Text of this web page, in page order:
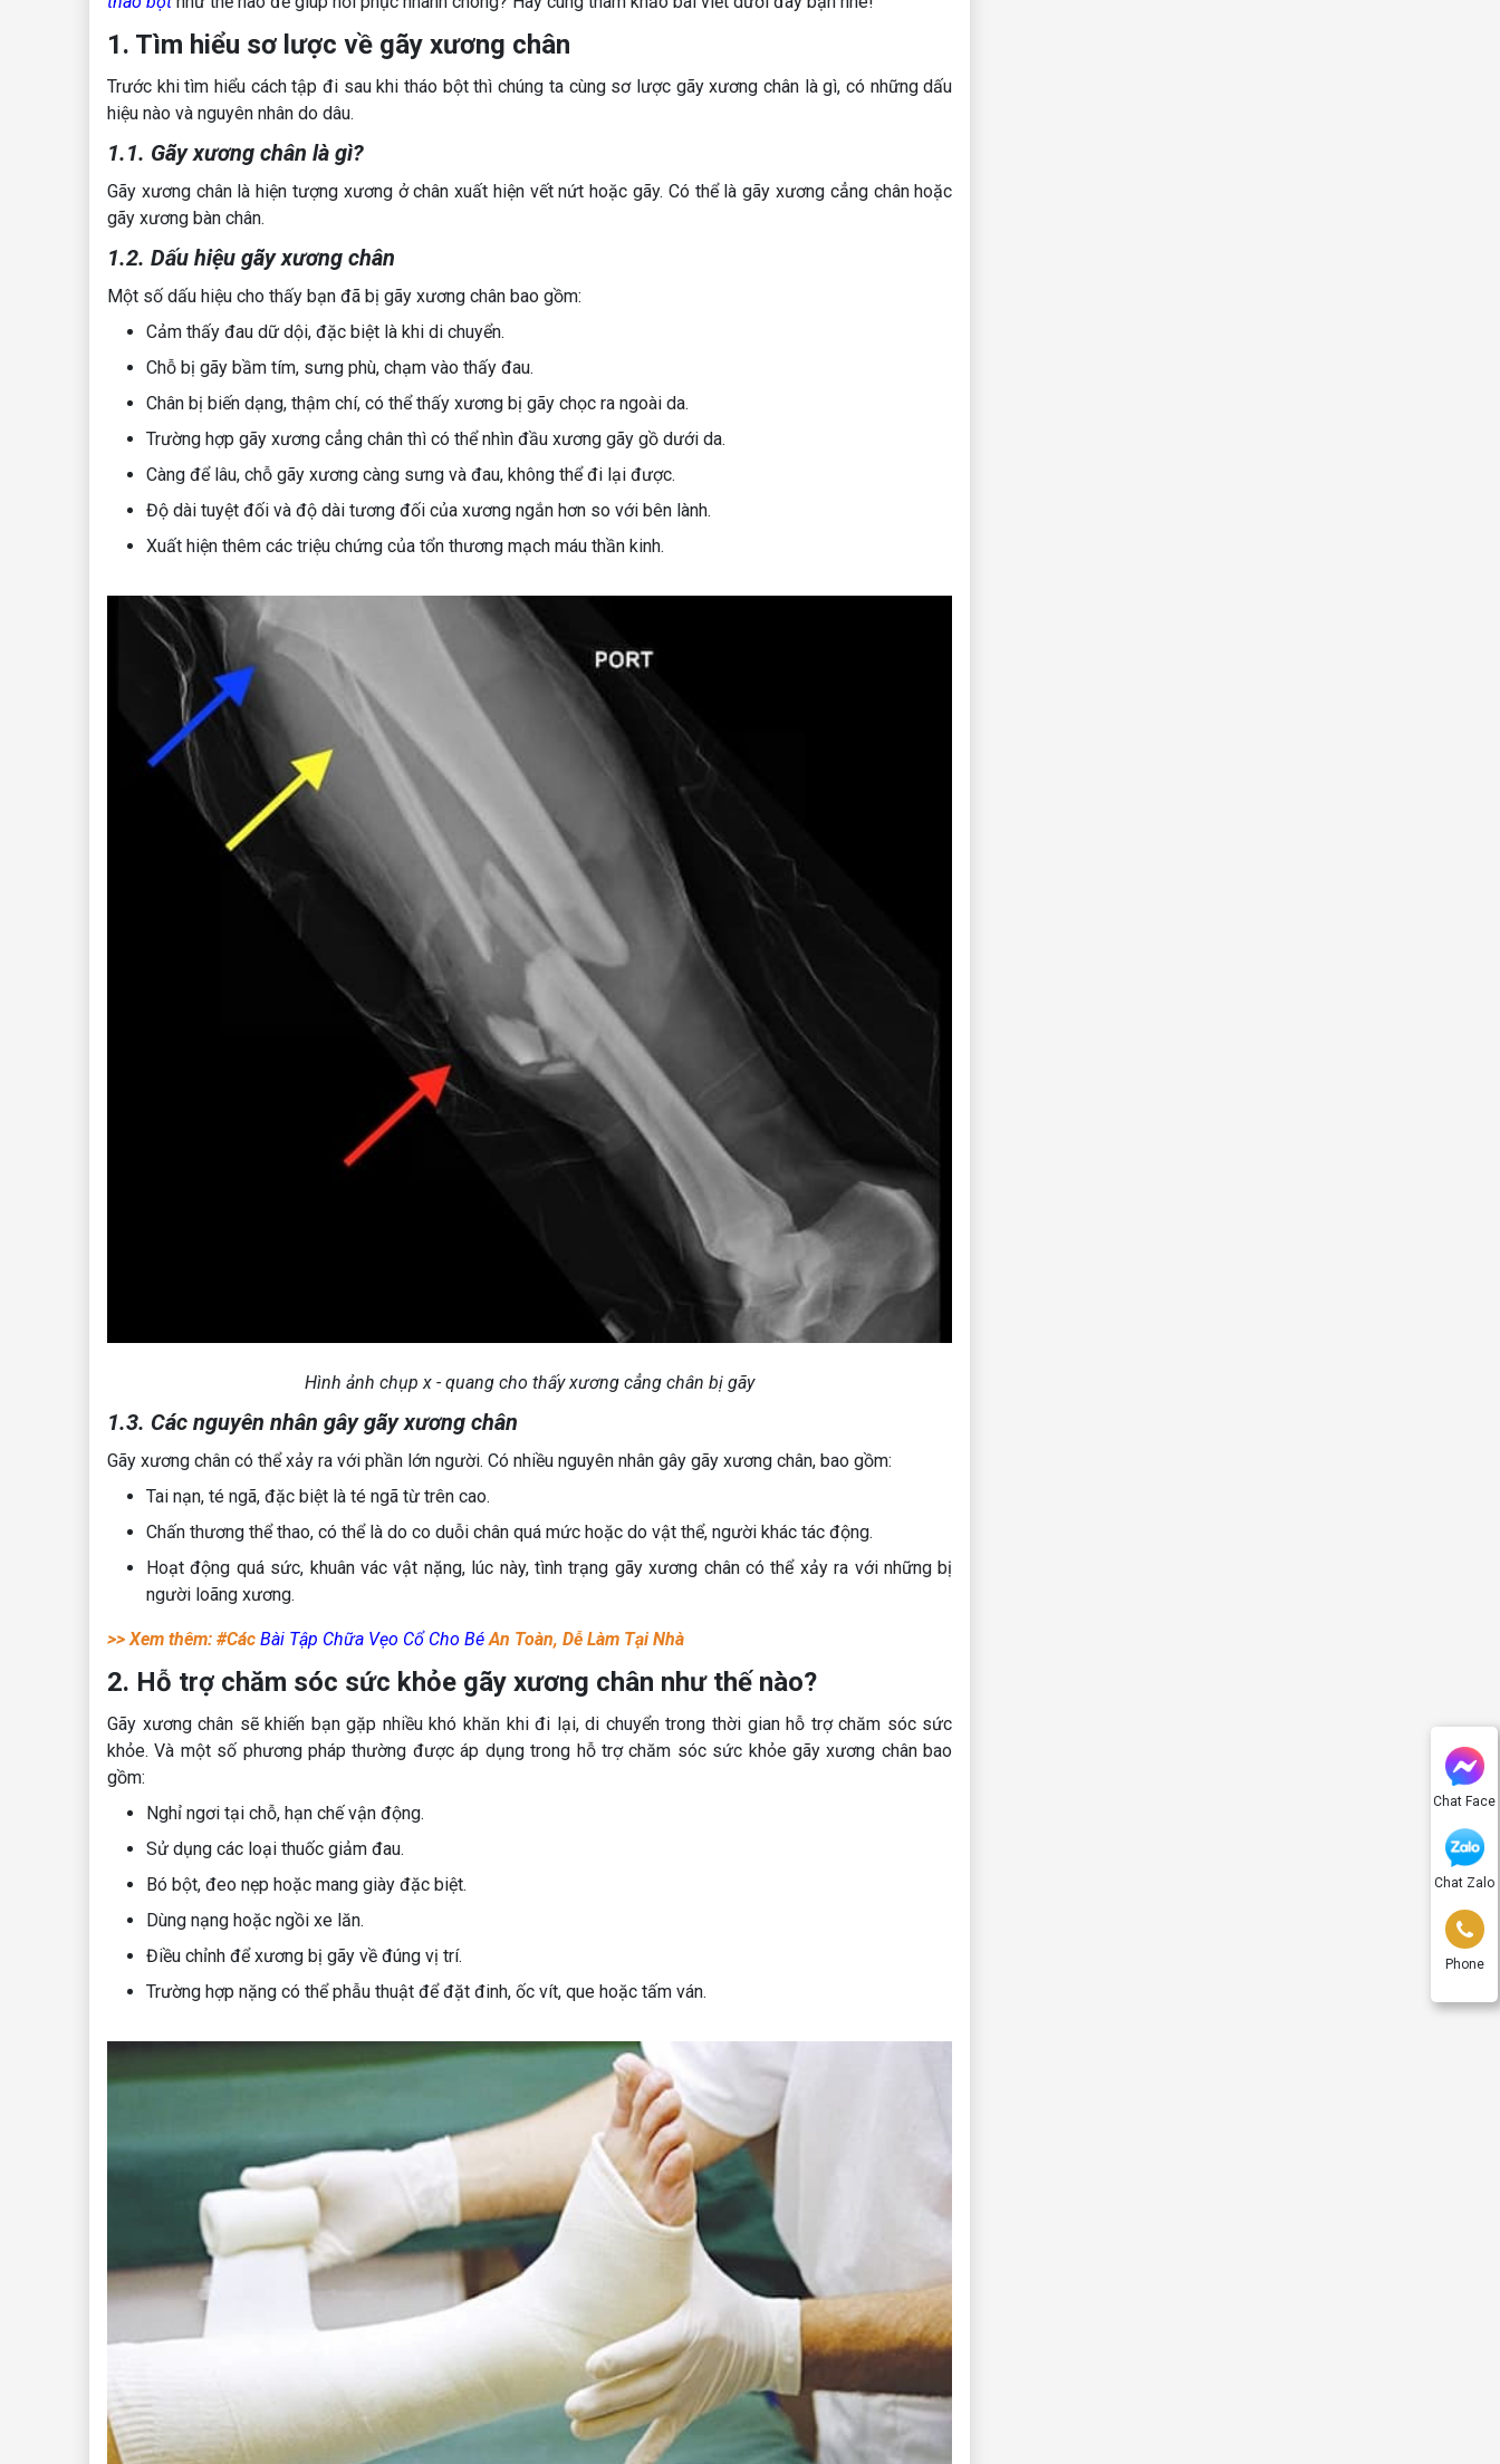
Chat Face
Chat Zalo
Phone
1. Tìm hiểu sơ lược về gãy xương chân
Trước khi tìm hiểu cách tập đi sau khi tháo bột thì chúng ta cùng sơ lược gãy xương chân là gì, có những dấu
hiệu nào và nguyên nhân do dâu.
1.1. Gãy xương chân là gì?
Gãy xương chân là hiện tượng xương ở chân xuất hiện vết nứt hoặc gãy. Có thể là gãy xương cẳng chân hoặc
gãy xương bàn chân.
1.2. Dấu hiệu gãy xương chân
Một số dấu hiệu cho thấy bạn đã bị gãy xương chân bao gồm:
Cảm thấy đau dữ dội, đặc biệt là khi di chuyển.
Chỗ bị gãy bầm tím, sưng phù, chạm vào thấy đau.
Chân bị biến dạng, thậm chí, có thể thấy xương bị gãy chọc ra ngoài da.
Trường hợp gãy xương cẳng chân thì có thể nhìn đầu xương gãy gồ dưới da.
Càng để lâu, chỗ gãy xương càng sưng và đau, không thể đi lại được.
Độ dài tuyệt đối và độ dài tương đối của xương ngắn hơn so với bên lành.
Xuất hiện thêm các triệu chứng của tổn thương mạch máu thần kinh.
Hình ảnh chụp x - quang cho thấy xương cẳng chân bị gãy
1.3. Các nguyên nhân gây gãy xương chân
Gãy xương chân có thể xảy ra với phần lớn người. Có nhiều nguyên nhân gây gãy xương chân, bao gồm:
Tai nạn, té ngã, đặc biệt là té ngã từ trên cao.
Chấn thương thể thao, có thể là do co duỗi chân quá mức hoặc do vật thể, người khác tác động.
Hoạt động quá sức, khuân vác vật nặng, lúc này, tình trạng gãy xương chân có thể xảy ra với những bị
người loãng xương.
>> Xem thêm: #Các Bài Tập Chữa Vẹo Cổ Cho Bé An Toàn, Dễ Làm Tại Nhà
2. Hỗ trợ chăm sóc sức khỏe gãy xương chân như thế nào?
Gãy xương chân sẽ khiến bạn gặp nhiều khó khăn khi đi lại, di chuyển trong thời gian hỗ trợ chăm sóc sức
khỏe. Và một số phương pháp thường được áp dụng trong hỗ trợ chăm sóc sức khỏe gãy xương chân bao
gồm:
Nghỉ ngơi tại chỗ, hạn chế vận động.
Sử dụng các loại thuốc giảm đau.
Bó bột, đeo nẹp hoặc mang giày đặc biệt.
Dùng nạng hoặc ngồi xe lăn.
Điều chỉnh để xương bị gãy về đúng vị trí.
Trường hợp nặng có thể phẫu thuật để đặt đinh, ốc vít, que hoặc tấm ván.